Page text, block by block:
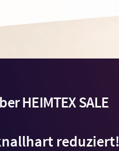
HEIMTEX SALE
reduziert!